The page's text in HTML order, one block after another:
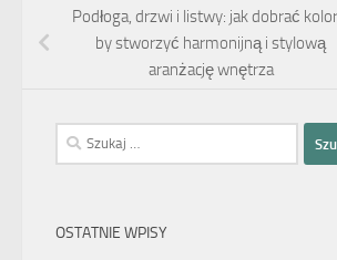
Podłoga, drzwi i listwy: jak dobrać
by stworzyć harmonijną i stylową
aranżację wnętrza
Szukaj:
OSTATNIE WPISY